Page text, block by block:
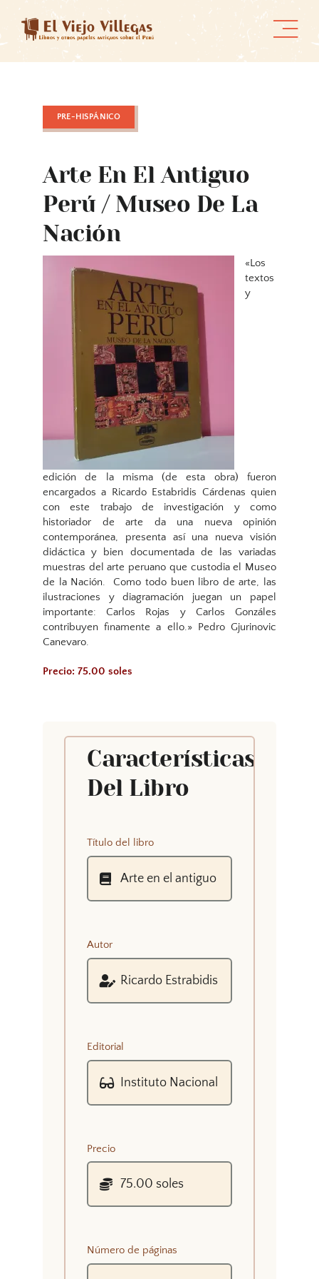
content
PRE-HISPÁNICO
Arte En El Antiguo
Perú / Museo De La
Nación
«Los
textos
y
edición de la misma (de esta obra) fueron
encargados a Ricardo Estabridis Cárdenas quien
con este trabajo de investigación y como
historiador de arte da una nueva opinión
contemporánea, presenta así una nueva visión
didáctica y bien documentada de las variadas
muestras del arte peruano que custodia el Museo
de la Nación. Como todo buen libro de arte, las
ilustraciones y diagramación juegan un papel
importante: Carlos Rojas y Carlos Gonzáles
contribuyen finamente a ello.» Pedro Gjurinovic
Canevaro.
Precio: 75.00 soles
Características
Del Libro
Título del libro
Autor
Editorial
Precio
Número de páginas